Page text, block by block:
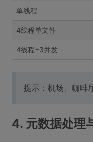
单线程
4线程单文件
4线程+3并发
提示：机场、咖啡
4. 元数据处理